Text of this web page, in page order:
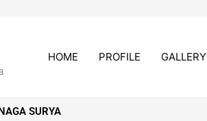
HOME PROFILE GALLERY
SURYA